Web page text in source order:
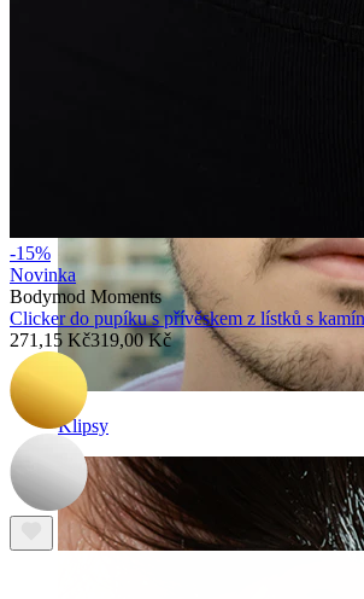
Klipsy
-15%
Novinka
Bodymod Moments
Clicker do pupíku s přívěskem z lístků s
271,15 Kč319,00 Kč